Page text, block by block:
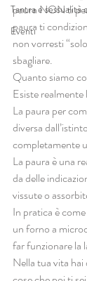
Tantra e sessualità
Eventi
paura NON ti
paura ti
non vorresti
sbagliare.
Quanto siamo
Esiste
La paura per
diversa
completamente
La paura è una
da delle
vissute o
In pratica è
un forno a
far funzionare la
Nella tua vita